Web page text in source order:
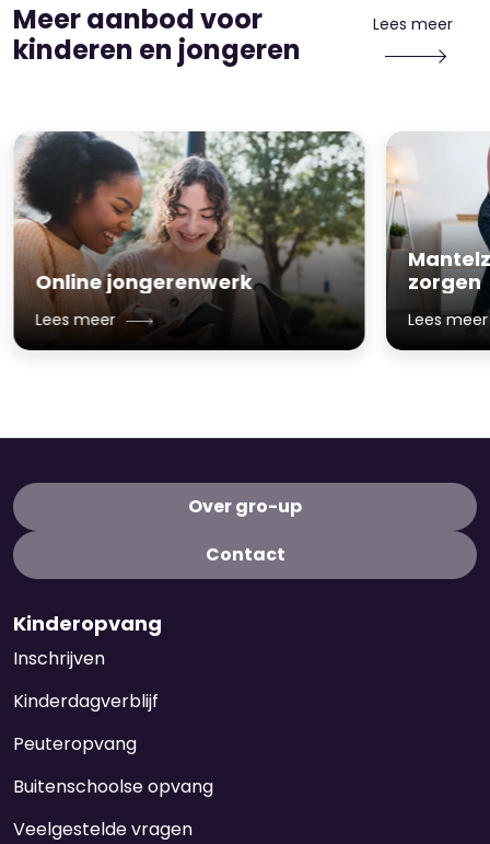
Meer aanbod voor
kinderen en jongeren
Lees meer
Onlinejongerenwerk
Lees meer
zorgen
Lees meer
Over gro-up
Contact
Kinderopvang
Inschrijven
Kinderdagverblijf
Peuteropvang
Buitenschoolse opvang
Veelgestelde vragen